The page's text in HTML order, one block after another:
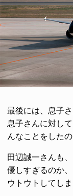
最後には、息子
息子さんに対し
んなことをした
田辺誠一さんも
優しすぎるのか
ウトウトしてし